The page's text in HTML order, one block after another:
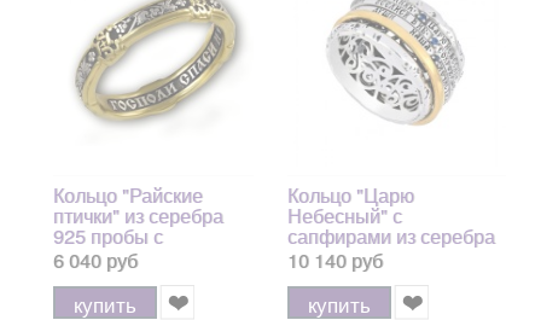
Кольцо "Райские
птички" из серебра
925 пробы с
позолотой и
чернением
6 040 руб
купить
Кольцо "Царю
Небесный" с
сапфирами из серебра
925 пробы с позолотой
10 140 руб
купить